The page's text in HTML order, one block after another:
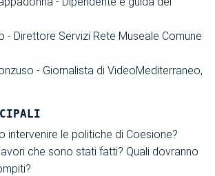
- Direttore Servizi Rete Museale Comune
- Giornalista di VideoMediterraneo,
intervenire le politiche di Coesione?
che sono stati fatti? Quali dovranno